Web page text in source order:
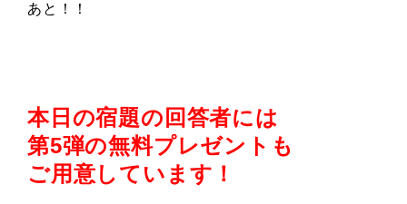
あと！！
本日の宿題の回答者には
第5弾の無料プレゼントも
ご用意しています！